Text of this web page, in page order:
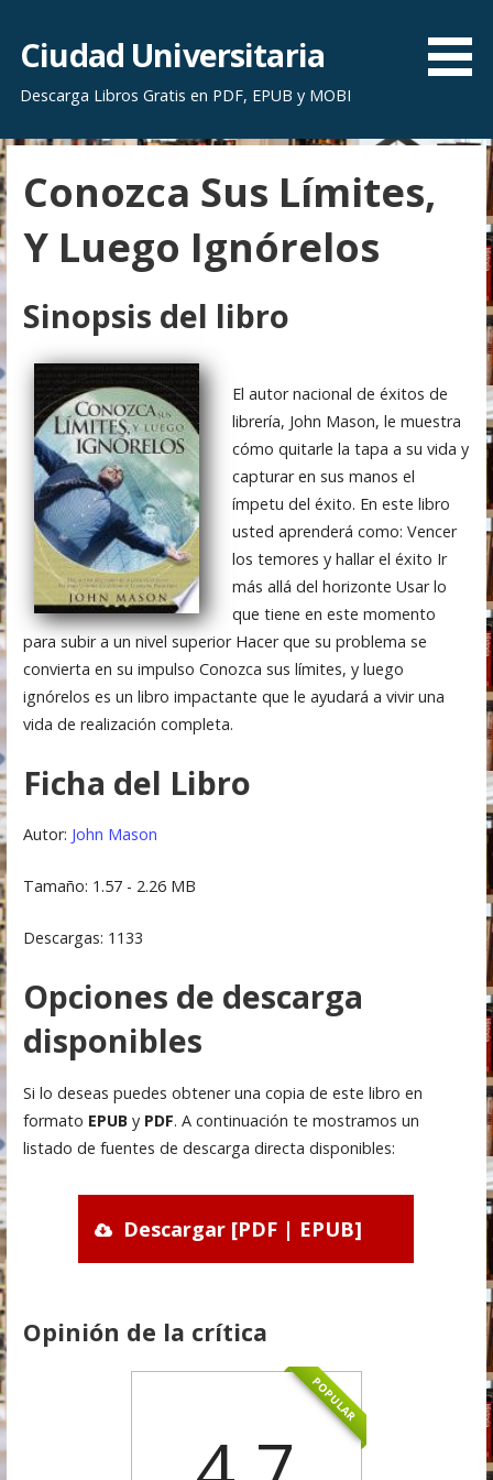
r
a
l
c
o
n
e
n
i
d
o
Ciudad Universitaria
Descarga Libros Gratis en PDF, EPUB y MOBI
Conozca Sus Límites,
Y Luego Ignórelos
Sinopsis del libro
El autor nacional de éxitos de
librería, John Mason, le muestra
cómo quitarle la tapa a su vida y
capturar en sus manos el
ímpetu del éxito. En este libro
usted aprenderá como: Vencer
los temores y hallar el éxito Ir
más allá del horizonte Usar lo
que tiene en este momento
para subir a un nivel superior Hacer que su problema se
convierta en su impulso Conozca sus límites, y luego
ignórelos es un libro impactante que le ayudará a vivir una
vida de realización completa.
Ficha del Libro
Autor: John Mason
Tamaño: 1.57 - 2.26 MB
Descargas: 1133
Opciones de descarga
disponibles
Si lo deseas puedes obtener una copia de este libro en
formato EPUBy PDF. A continuación te mostramos un
listado de fuentes de descarga directa disponibles:
Descargar [PDF | EPUB]
Opinión de la crítica
POPULAR